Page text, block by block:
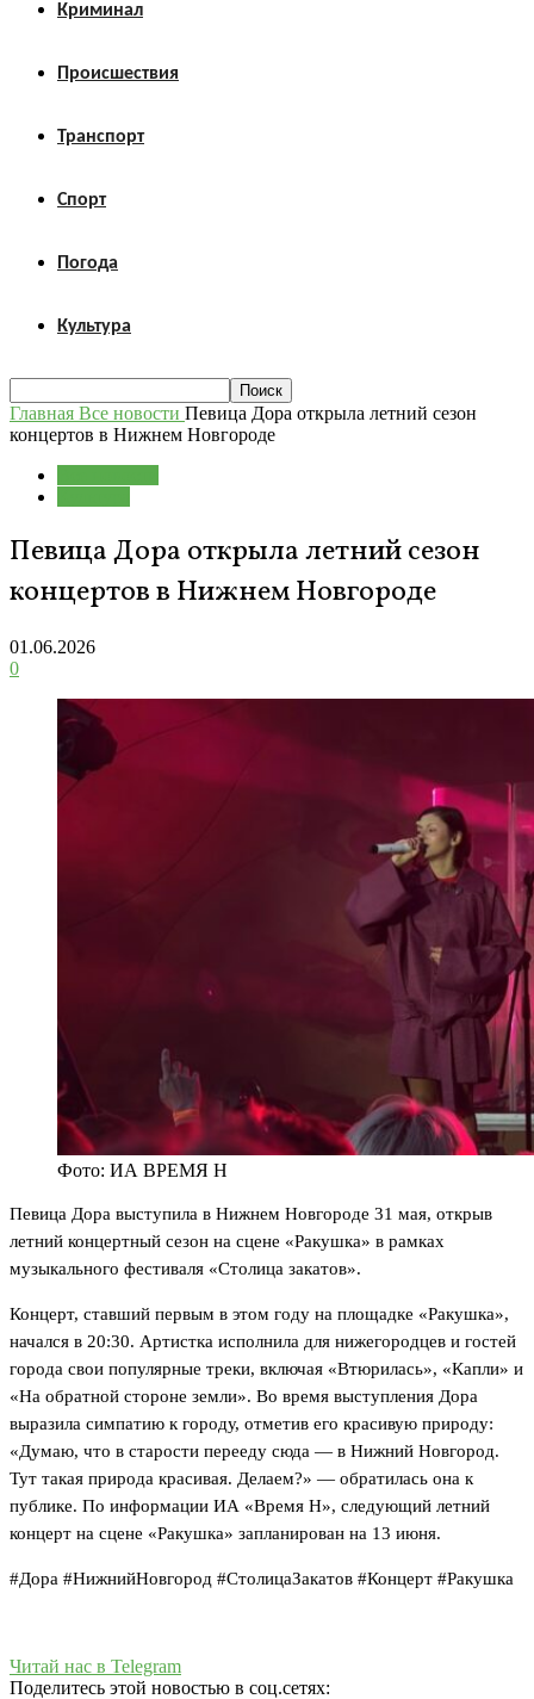
Криминал
Происшествия
Транспорт
Спорт
Погода
Культура
Главная Все новости Певица Дора открыла летний сезон
концертов в Нижнем Новгороде
Певица Дора открыла летний сезон
концертов в Нижнем Новгороде
01.06.2026
0
Фото: ИА ВРЕМЯ Н
Певица Дора выступила в Нижнем Новгороде 31 мая, открыв
летний концертный сезон на сцене «Ракушка» в рамках
музыкального фестиваля «Столица закатов».
Концерт, ставший первым в этом году на площадке «Ракушка»,
начался в 20:30. Артистка исполнила для нижегородцев и гостей
города свои популярные треки, включая «Втюрилась», «Капли» и
«На обратной стороне земли». Во время выступления Дора
выразила симпатию к городу, отметив его красивую природу:
«Думаю, что в старости перееду сюда — в Нижний Новгород.
Тут такая природа красивая. Делаем?» — обратилась она к
публике. По информации ИА «Время Н», следующий летний
концерт на сцене «Ракушка» запланирован на 13 июня.
#Дора #НижнийНовгород #СтолицаЗакатов #Концерт #Ракушка
Читай нас в Telegram
Поделитесь этой новостью в соц.сетях: